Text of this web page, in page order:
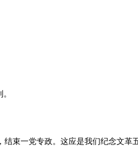
束一党专政。这应是我们纪念文革